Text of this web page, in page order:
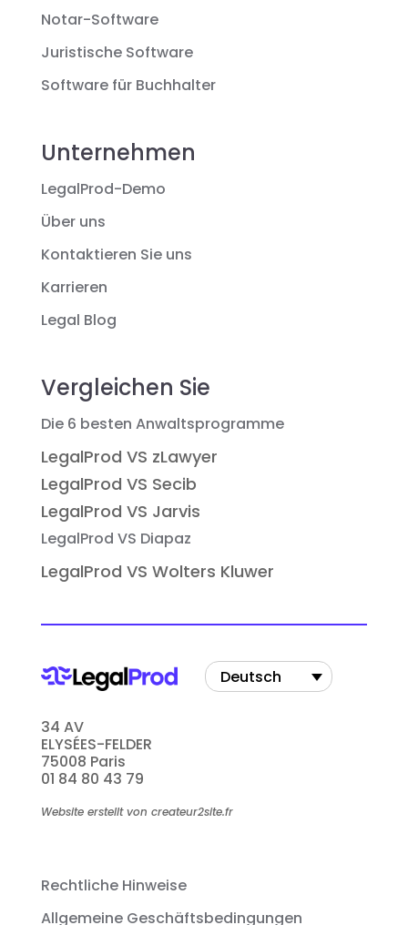
Notar-Software
Juristische Software
Software für Buchhalter
Unternehmen
LegalProd-Demo
Über uns
Kontaktieren Sie uns
Karrieren
Legal Blog
Vergleichen Sie
Die 6 besten Anwaltsprogramme
LegalProd VS zLawyer
LegalProd VS Secib
LegalProd VS Jarvis
LegalProd VS Diapaz
LegalProd VS Wolters Kluwer
34 AV
ELYSÉES-FELDER
75008 Paris
01 84 80 43 79
Website erstellt von createur2site.fr
Deutsch
Rechtliche Hinweise
Allgemeine Geschäftsbedingungen